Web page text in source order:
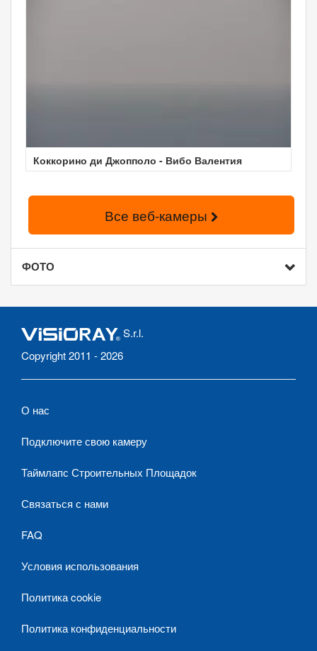
Коккорино ди Джопполо - Вибо Валентия
Все веб-камеры
ФОТО
S.r.l.
Copyright 2011 - 2026
О нас
Подключите свою камеру
Таймлапс Строительных Площадок
Связаться с нами
FAQ
Условия использования
Политика cookie
Политика конфиденциальности